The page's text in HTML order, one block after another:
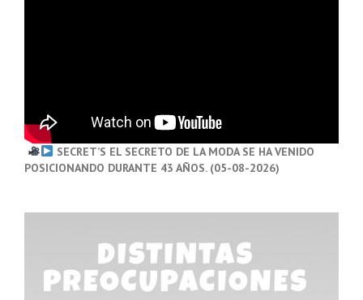
SECRET’S EL SECRETO DE LA MODA SE HA VENIDO
POSICIONANDO DURANTE 43 AÑOS. (05-08-2026)